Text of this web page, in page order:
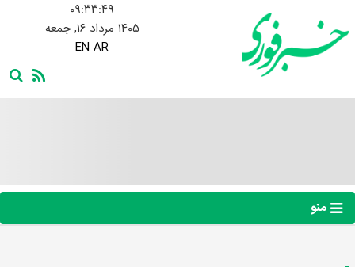
۰۹:۳۳:۴۹
۱۴۰۵ مرداد ۱۶, جمعه
EN AR
منو